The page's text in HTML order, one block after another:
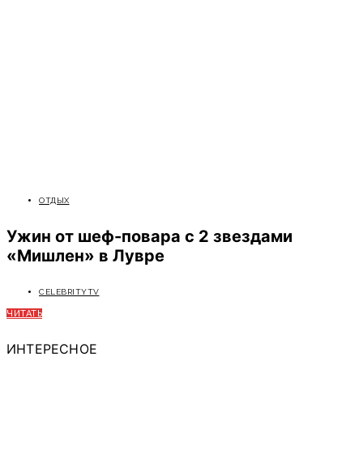
ОТДЫХ
Ужин от шеф-повара с 2 звездами
«Мишлен» в Лувре
CELEBRITYTV
ЧИТАТЬ
ИНТЕРЕСНОЕ